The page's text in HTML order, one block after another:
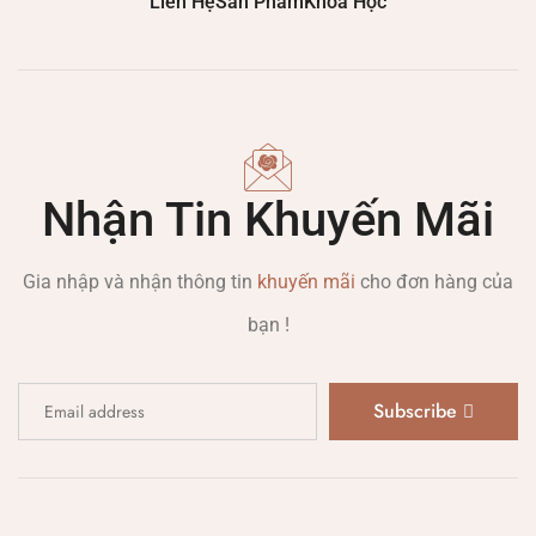
Nhận Tin Khuyến Mãi
Gia nhập và nhận thông tin khuyến mãi cho đơn hàng của
bạn !
Subscribe